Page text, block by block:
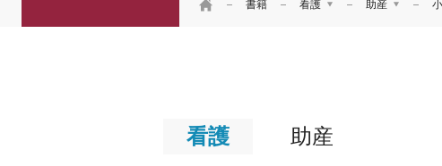
HOME 書籍 看護 助産
看護 助産